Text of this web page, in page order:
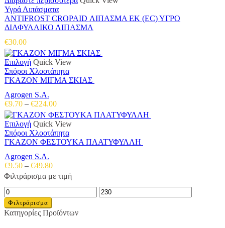
Υγρά Λιπάσματα
ANTIFROST CROPAID ΛΙΠΑΣΜΑ ΕΚ (EC) ΥΓΡΟ
ΔΙΑΦΥΛΛΙΚΟ ΛΙΠΑΣΜΑ
€30.00
Επιλογή Αυτό
το
προϊόν
πολλαπλές
παραλλαγές.
Οι
επιλογές
μπορούν
να
επιλεγούν
στη
σελίδα
του
προϊόντος
Quick View
Σπόροι Χλοοτάπητα
ΓΚΑΖΟΝ ΜΙΓΜΑ ΣΚΙΑΣ
Agrogen S.A.
€9.70 – €224.00Price
range:
€9.70
through
€224.00
Επιλογή Αυτό
το
προϊόν
πολλαπλές
παραλλαγές.
Οι
επιλογές
μπορούν
να
επιλεγούν
Quick View
Σπόροι Χλοοτάπητα
ΓΚΑΖΟΝ ΦΕΣΤΟΥΚΑ ΠΛΑΤΥΦΥΛΛΗ
Agrogen S.A.
€9.50 – €49.80Price
range:
€9.50
Φιλτράρισμα με τιμή
Ελάχιστη
τιμή
Μέγιστη
τιμή
Φιλτράρισμα
Κατηγορίες Προϊόντων